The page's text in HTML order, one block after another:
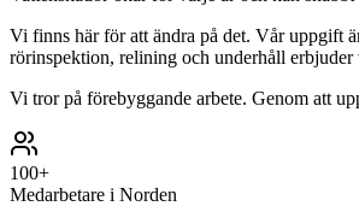
Vi finns här för att ändra på det. Vår uppgift
rörinspektion, relining och underhåll
Vi tror på förebyggande arbete. Genom att
100+
Medarbetare i Norden